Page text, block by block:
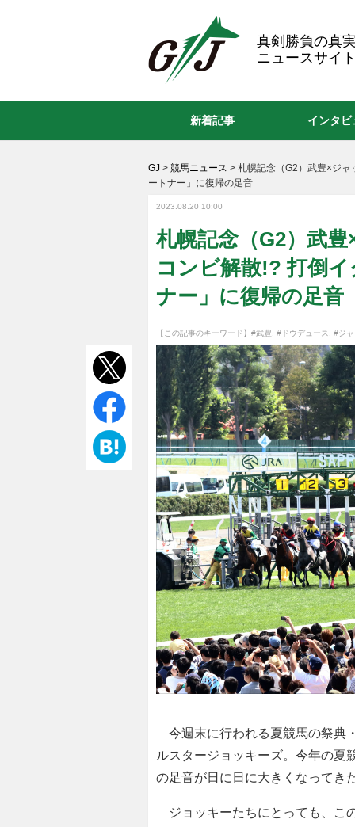
真剣勝負の真
ニュースサイ
GJ > 競馬ニュース > 札幌記念（G2）武豊×ジ
ートナー」に復帰の足音
2023.08.20 10:00
札幌記念（G2）武
コンビ解散!? 打倒
ナー」に復帰の足音
【この記事のキーワード】 #武豊 #ドウデュース #ジ
今週末に行われる夏競馬の祭典
ルスタージョッキーズ。今年の夏
の足音が日に日に大きくなってき
ジョッキーたちにとっても、こ
新着記事 インタビ